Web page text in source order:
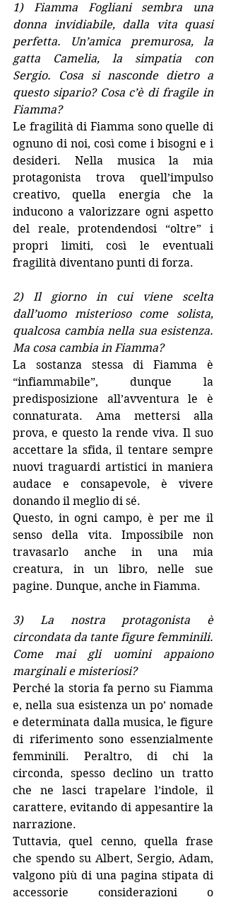
1) Fiamma Fogliani sembra una
donna invidiabile, dalla vita quasi
perfetta. Un’amica premurosa, la
gatta Camelia, la simpatia con
Sergio. Cosa si nasconde dietro a
questo sipario? Cosa c’è di fragile in
Fiamma?
Le fragilità di Fiamma sono quelle di
ognuno di noi, così come i bisogni e i
desideri. Nella musica la mia
protagonista trova quell’impulso
creativo, quella energia che la
inducono a valorizzare ogni aspetto
del reale, protendendosi “oltre” i
propri limiti, così le eventuali
fragilità diventano punti di forza.
2) Il giorno in cui viene scelta
dall’uomo misterioso come solista,
qualcosa cambia nella sua esistenza.
Ma cosa cambia in Fiamma?
La sostanza stessa di Fiamma è
“infiammabile”, dunque la
predisposizione all’avventura le è
connaturata. Ama mettersi alla
prova, e questo la rende viva. Il suo
accettare la sfida, il tentare sempre
nuovi traguardi artistici in maniera
audace e consapevole, è vivere
donando il meglio di sé.
Questo, in ogni campo, è per me il
senso della vita. Impossibile non
travasarlo anche in una mia
creatura, in un libro, nelle sue
pagine. Dunque, anche in Fiamma.
3) La nostra protagonista è
circondata da tante figure femminili.
Come mai gli uomini appaiono
marginali e misteriosi?
Perché la storia fa perno su Fiamma
e, nella sua esistenza un po’ nomade
e determinata dalla musica, le figure
di riferimento sono essenzialmente
femminili. Peraltro, di chi la
circonda, spesso declino un tratto
che ne lasci trapelare l’indole, il
carattere, evitando di appesantire la
narrazione.
Tuttavia, quel cenno, quella frase
che spendo su Albert, Sergio, Adam,
valgono più di una pagina stipata di
accessorie considerazioni o